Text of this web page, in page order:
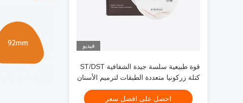
فيديو
قوة طبيعية سلسة جيدة الشفافية ST/DST
كتلة زركونيا متعددة الطبقات لترميم الأسنان
احصل على افضل سعر